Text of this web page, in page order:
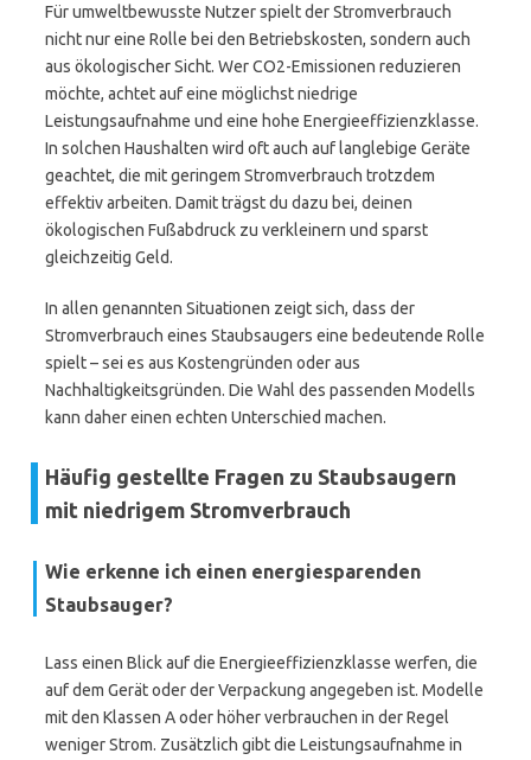
Für umweltbewusste Nutzer spielt der Stromverbrauch
nicht nur eine Rolle bei den Betriebskosten, sondern auch
aus ökologischer Sicht. Wer CO2-Emissionen reduzieren
möchte, achtet auf eine möglichst niedrige
Leistungsaufnahme und eine hohe Energieeffizienzklasse.
In solchen Haushalten wird oft auch auf langlebige Geräte
geachtet, die mit geringem Stromverbrauch trotzdem
effektiv arbeiten. Damit trägst du dazu bei, deinen
ökologischen Fußabdruck zu verkleinern und sparst
gleichzeitig Geld.
In allen genannten Situationen zeigt sich, dass der
Stromverbrauch eines Staubsaugers eine bedeutende Rolle
spielt – sei es aus Kostengründen oder aus
Nachhaltigkeitsgründen. Die Wahl des passenden Modells
kann daher einen echten Unterschied machen.
Häufig gestellte Fragen zu Staubsaugern
mit niedrigem Stromverbrauch
Wie erkenne ich einen energiesparenden
Staubsauger?
Lass einen Blick auf die Energieeffizienzklasse werfen, die
auf dem Gerät oder der Verpackung angegeben ist. Modelle
mit den Klassen A oder höher verbrauchen in der Regel
weniger Strom. Zusätzlich gibt die Leistungsaufnahme in